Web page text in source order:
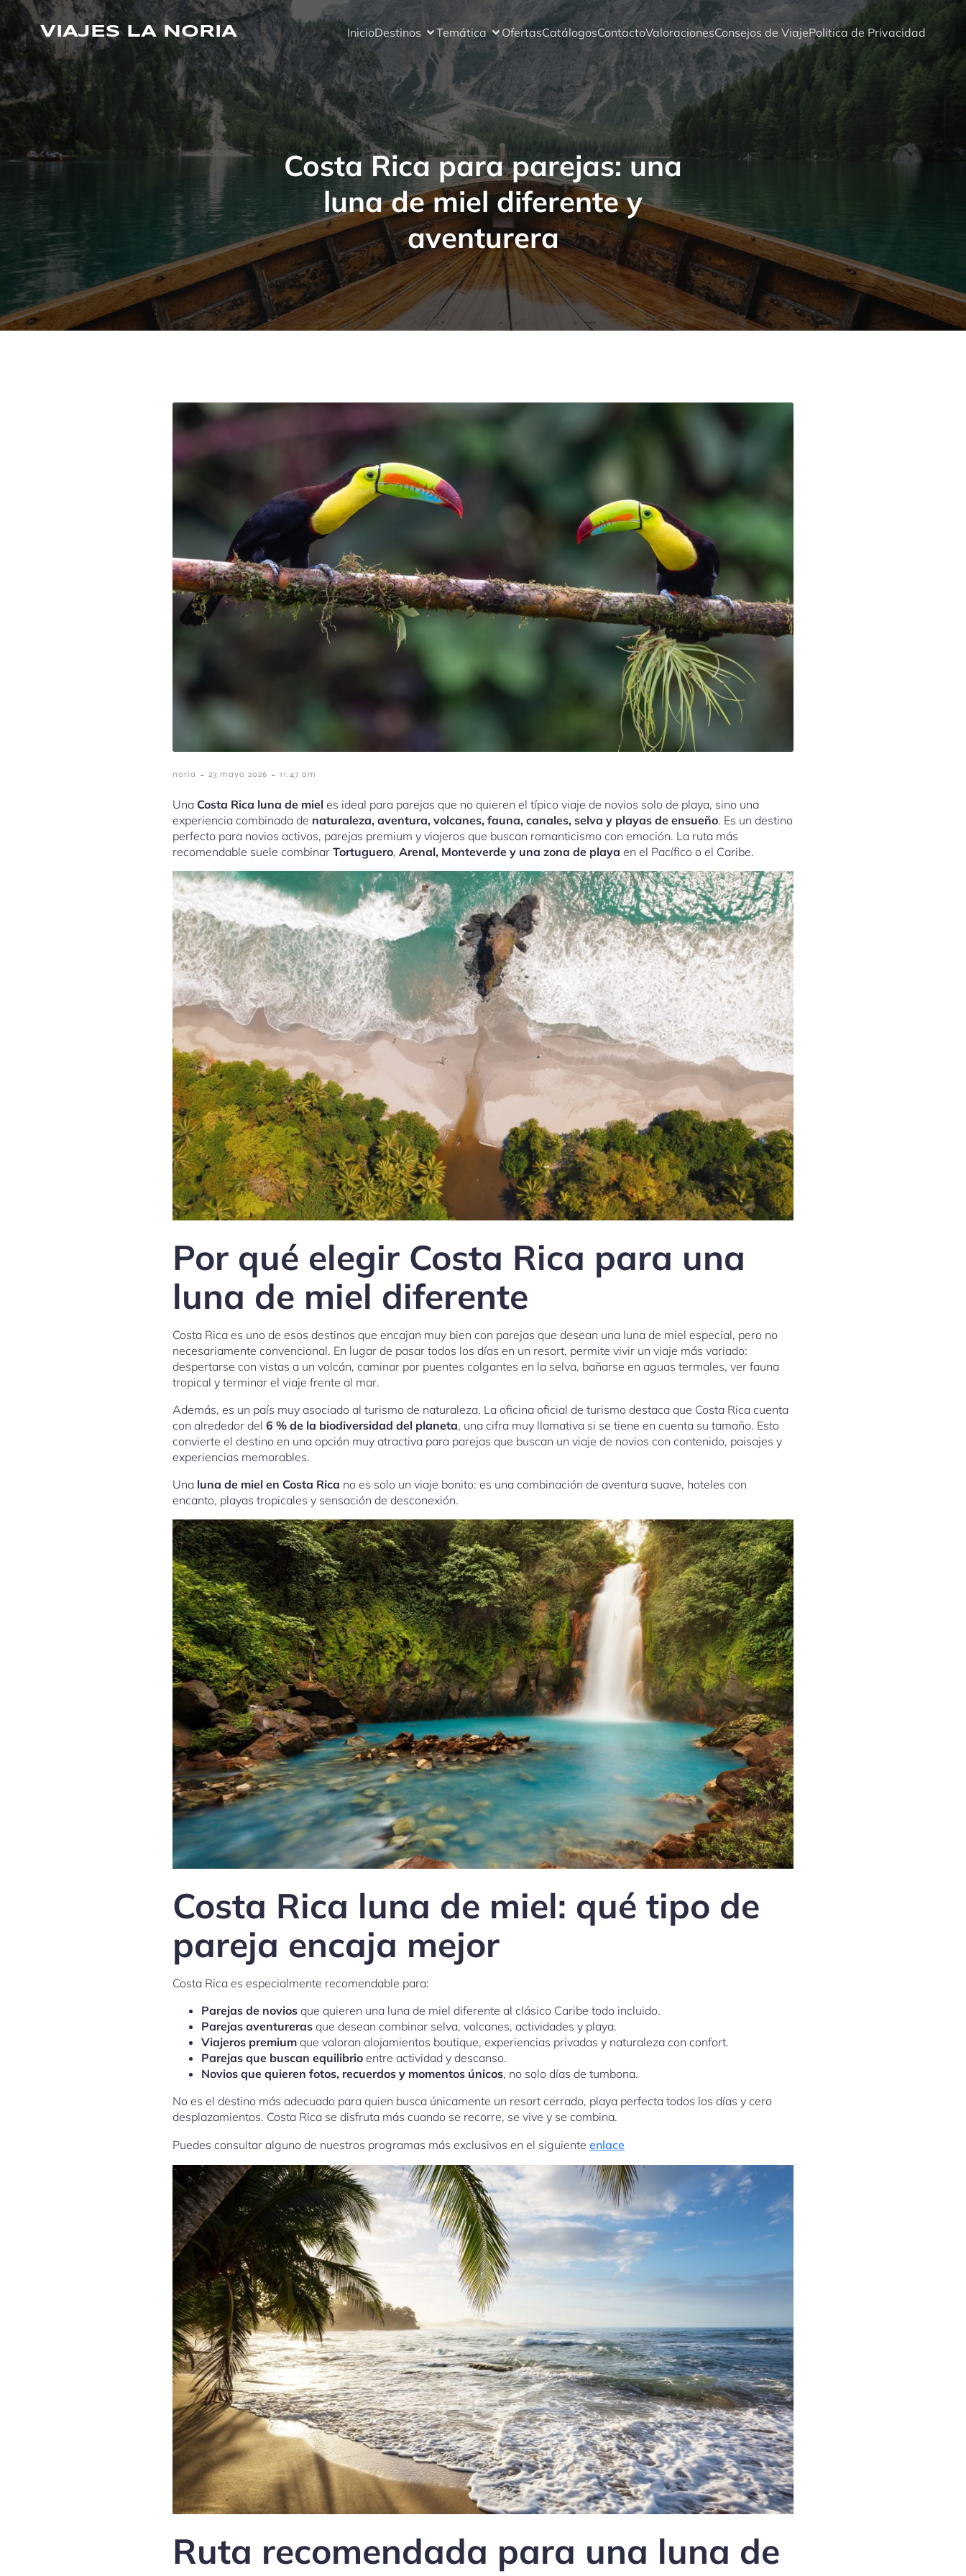
Saltar
al
contenidoVIAJES LA NORIA InicioDestinos Temática OfertasCatálogosContactoValoracionesConsejos de ViajePolitica de Privacidad
Costa Rica para parejas: una
luna de miel diferente y
aventurera
noria - 23 mayo 2026 - 11:47 am
Una Costa Rica luna de miel es ideal para parejas que no quieren el típico viaje de novios solo de playa, sino una
experiencia combinada de naturaleza, aventura, volcanes, fauna, canales, selva y playas de ensueño. Es un destino
perfecto para novios activos, parejas premium y viajeros que buscan romanticismo con emoción. La ruta más
recomendable suele combinar Tortuguero, Arenal, Monteverde y una zona de playa en el Pacífico o el Caribe.
Por qué elegir Costa Rica para una
luna de miel diferente
Costa Rica es uno de esos destinos que encajan muy bien con parejas que desean una luna de miel especial, pero no
necesariamente convencional. En lugar de pasar todos los días en un resort, permite vivir un viaje más variado:
despertarse con vistas a un volcán, caminar por puentes colgantes en la selva, bañarse en aguas termales, ver fauna
tropical y terminar el viaje frente al mar.
Además, es un país muy asociado al turismo de naturaleza. La oficina oficial de turismo destaca que Costa Rica cuenta
con alrededor del 6 % de la biodiversidad del planeta, una cifra muy llamativa si se tiene en cuenta su tamaño. Esto
convierte el destino en una opción muy atractiva para parejas que buscan un viaje de novios con contenido, paisajes y
experiencias memorables.
Una luna de miel en Costa Rica no es solo un viaje bonito: es una combinación de aventura suave, hoteles con
encanto, playas tropicales y sensación de desconexión.
Costa Rica luna de miel: qué tipo de
pareja encaja mejor
Costa Rica es especialmente recomendable para:
Parejas de novios que quieren una luna de miel diferente al clásico Caribe todo incluido.
Parejas aventureras que desean combinar selva, volcanes, actividades y playa.
Viajeros premium que valoran alojamientos boutique, experiencias privadas y naturaleza con confort.
Parejas que buscan equilibrio entre actividad y descanso.
Novios que quieren fotos, recuerdos y momentos únicos, no solo días de tumbona.
No es el destino más adecuado para quien busca únicamente un resort cerrado, playa perfecta todos los días y cero
desplazamientos. Costa Rica se disfruta más cuando se recorre, se vive y se combina.
Puedes consultar alguno de nuestros programas más exclusivos en el siguiente enlace
Ruta recomendada para una luna de